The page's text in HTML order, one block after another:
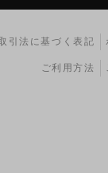
引法に基づく表記
ご利用方法